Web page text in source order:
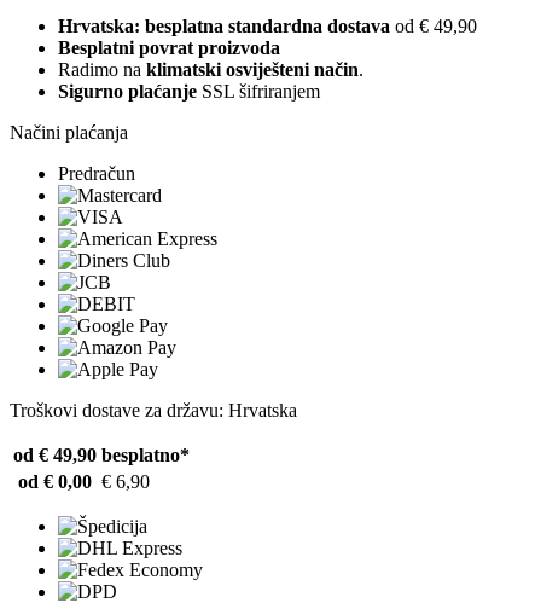
Hrvatska: besplatna standardna dostava od € 49,90
Besplatni povrat proizvoda
Radimo na klimatski osviješteni način.
Sigurno plaćanje SSL šifriranjem
Načini plaćanja
Predračun
Troškovi dostave za državu: Hrvatska
od € 49,90 besplatno*
od € 0,00 € 6,90